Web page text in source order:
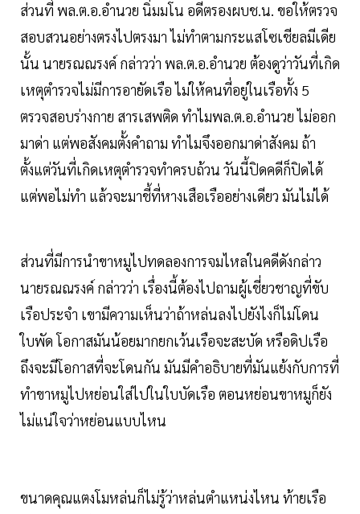
ส่วนที่ พล.ต.อ.อำนวย นิ่มมโน อดีตรองผบช.น. ขอให้ตรวจ
สอบสวนอย่างตรงไปตรงมา ไม่ทำตามกระแสโซเชียลมีเดีย
นั้น นายรณณรงค์ กล่าวว่า พล.ต.อ.อำนวย ต้องดูว่าวันที่เกิด
เหตุตำรวจไม่มีการอายัดเรือ ไม่ให้คนที่อยู่ในเรือทั้ง 5
ตรวจสอบร่างกาย สารเสพติด ทำไมพล.ต.อ.อำนวย ไม่ออก
มาด่า แต่พอสังคมตั้งคำถาม ทำไมจึงออกมาด่าสังคม ถ้า
ตั้งแต่วันที่เกิดเหตุตำรวจทำครบถ้วน วันนี้ปิดคดีก็ปิดได้
แต่พอไม่ทำ แล้วจะมาชี้ที่หางเสือเรืออย่างเดียว มันไม่ได้
ส่วนที่มีการนำขาหมูไปทดลองการจมไหลในคดีดังกล่าว
นายรณณรงค์ กล่าวว่า เรื่องนี้ต้องไปถามผู้เชี่ยวชาญที่ขับ
เรือประจำ เขามีความเห็นว่าถ้าหล่นลงไปยังไงก็ไม่โดน
ใบพัด โอกาสมันน้อยมากยกเว้นเรือจะสะบัด หรือดิปเรือ
ถึงจะมีโอกาสที่จะโดนกัน มันมีคำอธิบายที่มันแย้งกับการที่
ทำขาหมูไปหย่อนใส่ไปในใบบัดเรือ ตอนหย่อนขาหมูก็ยัง
ไม่แน่ใจว่าหย่อนแบบไหน
ขนาดคุณแตงโมหล่นก็ไม่รู้ว่าหล่นตำแหน่งไหน ท้ายเรือ